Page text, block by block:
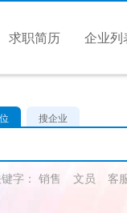
求职简历 企业列
搜企业
字： 销售 文员 客